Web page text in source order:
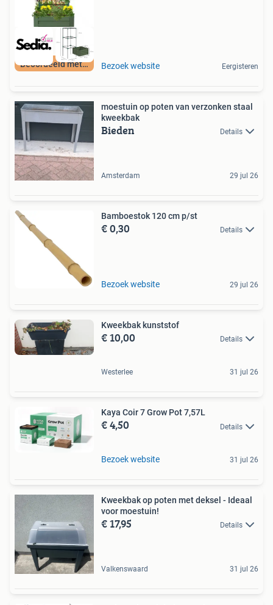
Beoordeeld met 9+ Bezoek website Eergisteren
moestuin op poten van verzonken staal
kweekbak
Bieden Details
Amsterdam 29 jul 26
Bamboestok 120 cm p/st
€ 0,30 Details
Bezoek website 29 jul 26
Kweekbak kunststof
€ 10,00 Details
Westerlee 31 jul 26
Kaya Coir 7 Grow Pot 7,57L
€ 4,50 Details
Bezoek website 31 jul 26
Kweekbak op poten met deksel - Ideaal
voor moestuin!
€ 17,95 Details
Valkenswaard 31 jul 26